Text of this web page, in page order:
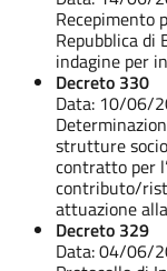
Recepimento
Repubblica di
indagine per
Decreto 330
Data: 10/06/
strutture
contratto per
contributo/
attuazione
Decreto 329
Data: 04/06/